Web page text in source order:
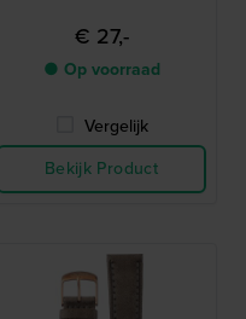
€ 27,-
● Op voorraad
Vergelijk
Bekijk Product